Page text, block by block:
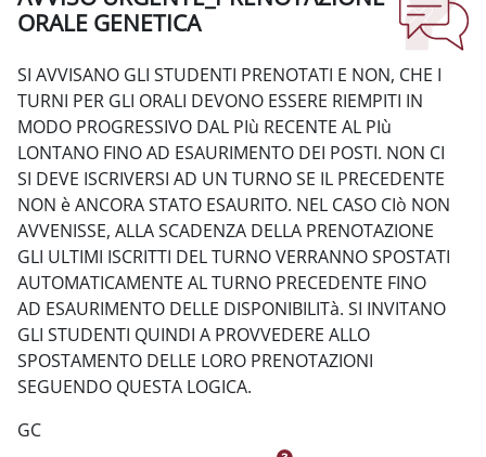
ORALE GENETICA
SI AVVISANO GLI STUDENTI PRENOTATI E NON, CHE I
TURNI PER GLI ORALI DEVONO ESSERE RIEMPITI IN
MODO PROGRESSIVO DAL PIù RECENTE AL PIù
LONTANO FINO AD ESAURIMENTO DEI POSTI. NON CI
SI DEVE ISCRIVERSI AD UN TURNO SE IL PRECEDENTE
NON è ANCORA STATO ESAURITO. NEL CASO CIò NON
AVVENISSE, ALLA SCADENZA DELLA PRENOTAZIONE
GLI ULTIMI ISCRITTI DEL TURNO VERRANNO SPOSTATI
AUTOMATICAMENTE AL TURNO PRECEDENTE FINO
AD ESAURIMENTO DELLE DISPONIBILITà. SI INVITANO
GLI STUDENTI QUINDI A PROVVEDERE ALLO
SPOSTAMENTO DELLE LORO PRENOTAZIONI
SEGUENDO QUESTA LOGICA.
GC